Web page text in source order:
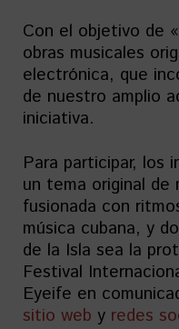
Con el objetivo de
obras musicales
electrónica, que
de nuestro amplio
iniciativa.
Para participar, los
un tema original de
fusionada con
música cubana, y
de la Isla sea la
Festival
Eyeife en
sitio web y redes